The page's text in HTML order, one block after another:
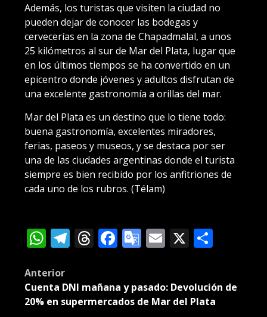
Además, los turistas que visiten la ciudad no
pueden dejar de conocer las bodegas y
cervecerías en la zona de Chapadmalal, a unos
25 kilómetros al sur de Mar del Plata, lugar que
en los últimos tiempos se ha convertido en un
epicentro donde jóvenes y adultos disfrutan de
una excelente gastronomía a orillas del mar.
Mar del Plata es un destino que lo tiene todo:
buena gastronomía, excelentes miradores,
ferias, paseos y museos, y se destaca por ser
una de las ciudades argentinas donde el turista
siempre es bien recibido por los anfitriones de
cada uno de los rubros. (Télam)
WhatsApp
Telegram
Threads
Facebook
Google
Translate
Email
X
Post
navigation
Anterior
Cuenta DNI mañana y pasado: Devolución de
20% en supermercados de Mar del Plata